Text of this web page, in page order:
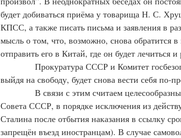
будет добиваться приёма у товарища Н. С.
КПСС, а также писать письма и заявления в
мысль о том, что, возможно, снова обратится в
отправить его в Китай, где он будет лечиться и
Прокуратура СССР и Комитет
выйдя на свободу, будет снова вести себя по-
В связи с этим считаем целесообразным
Совета СССР, в порядке исключения из
Сталина после отбытия наказания в ссылку
запрещён въезд иностранцам). В случае